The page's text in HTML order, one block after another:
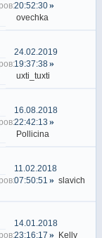
20:52:30
ovechka
24.02.2019
19:37:38
uxti_tuxti
16.08.2018
22:42:13
Pollicina
11.02.2018
07:50:51
slavich
14.01.2018
23:16:17
Kelly